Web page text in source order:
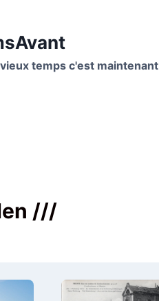
temps c'est maintenant
///